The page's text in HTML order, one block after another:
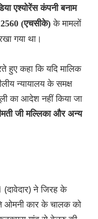
एश्योरेंस कंपनी बनाम
(एचसीके)के मामलों
गया था।
हुए कहा कि यदि मालिक
न्यायालय के समक्ष
का आदेश नहीं किया जा
जी मल्लिका और अन्य
ने जिरह के
ओमनी कार के चालक को